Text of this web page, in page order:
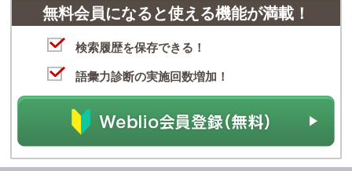
無料会員になると使える機能が満載！
検索履歴を保存できる！
語彙力診断の実施回数増加！